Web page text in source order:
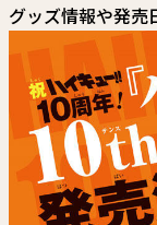
関連情報
関連リンク
グッズ情報や発売